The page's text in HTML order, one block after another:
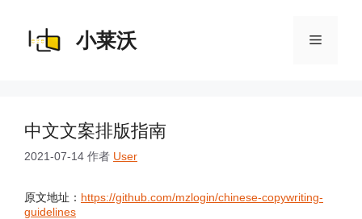
小莱沃 菜
中文文案排版指南
2021-07-14 作者 User
原文地址： https://github.com/mzlogin/chinese-copywriting-
guidelines